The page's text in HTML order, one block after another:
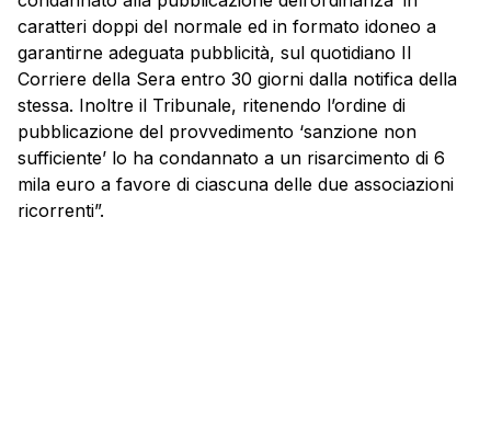
caratteri doppi del normale ed in formato idoneo a
garantirne adeguata pubblicità, sul quotidiano Il
Corriere della Sera entro 30 giorni dalla notifica della
stessa. Inoltre il Tribunale, ritenendo l’ordine di
pubblicazione del provvedimento ‘sanzione non
sufficiente’ lo ha condannato a un risarcimento di 6
mila euro a favore di ciascuna delle due associazioni
ricorrenti”.